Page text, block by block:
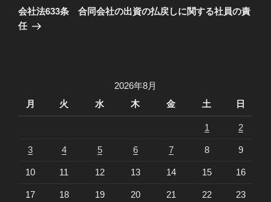
ゲ
ー
稿
の
投
会社法633条 合同会社の出資の払戻しに関する社員の責
任
2026年8月
月
火 水 木 金 土 日
1 2
3 4 5 6 7 8 9
10 11 12 13 14 15 16
17 18 19 20 21 22 23